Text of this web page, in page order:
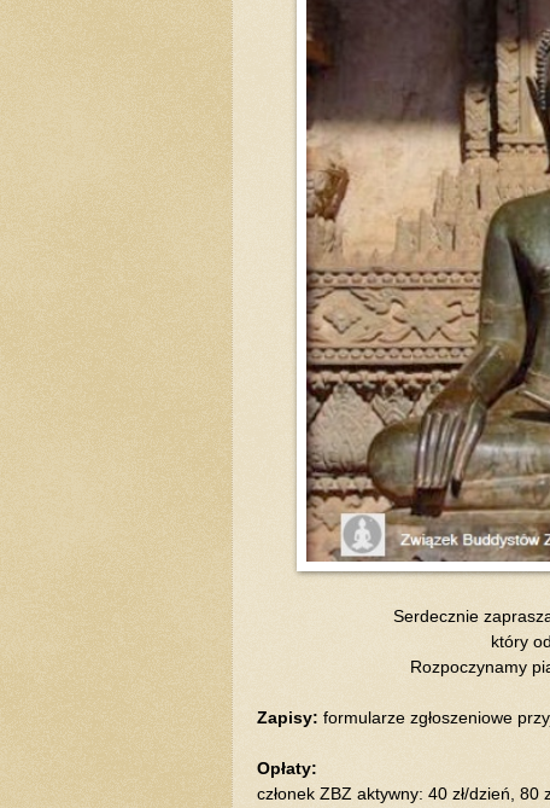
Serdecznie
który
Rozpoczynamy
Zapisy: formularze zgłoszeniowe
Opłaty:
członek ZBZ aktywny: 40 zł/dzień, 80